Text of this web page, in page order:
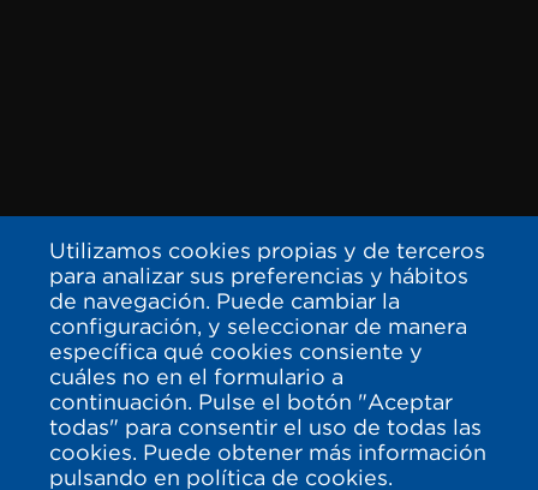
Utilizamos cookies propias y de terceros
para analizar sus preferencias y hábitos
de navegación. Puede cambiar la
configuración, y seleccionar de manera
específica qué cookies consiente y
cuáles no en el formulario a
continuación. Pulse el botón "Aceptar
todas" para consentir el uso de todas las
cookies. Puede obtener más información
pulsando en política de cookies.